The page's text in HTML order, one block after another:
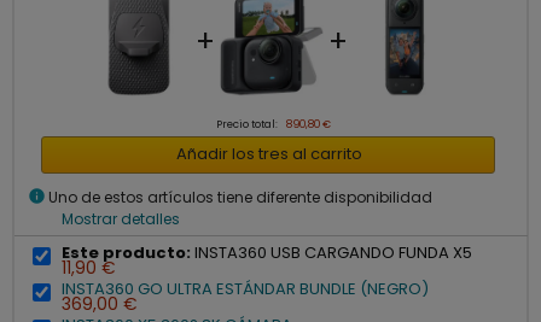
+ +
Precio total: 890,80 €
Añadir los tres al carrito
info Uno de estos artículos tiene diferente disponibilidad
Mostrar detalles
Este producto: INSTA360 USB CARGANDO FUNDA X5
11,90 €
INSTA360 GO ULTRA ESTÁNDAR BUNDLE (NEGRO)
369,00 €